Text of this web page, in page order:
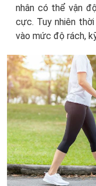
nhân có thể vận
cực. Tuy nhiên
vào mức độ rách,